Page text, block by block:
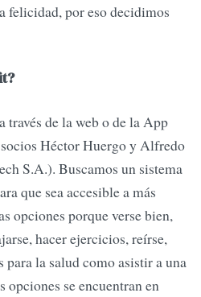
felicidad, por eso decidimos
de la web o de la App
Héctor Huergo y Alfredo
S.A.). Buscamos un sistema
que sea accesible a más
opciones porque verse bien,
hacer ejercicios, reírse,
la salud como asistir a una
opciones se encuentran en